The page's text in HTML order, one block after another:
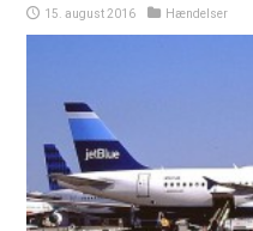
15. august 2016 Hændelser